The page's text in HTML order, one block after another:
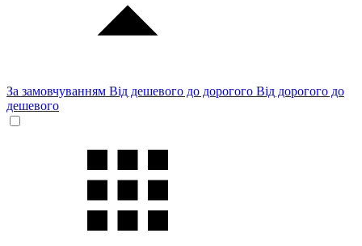
За замовчуванням Від дешевого до дорогого Від дорогого до
дешевого